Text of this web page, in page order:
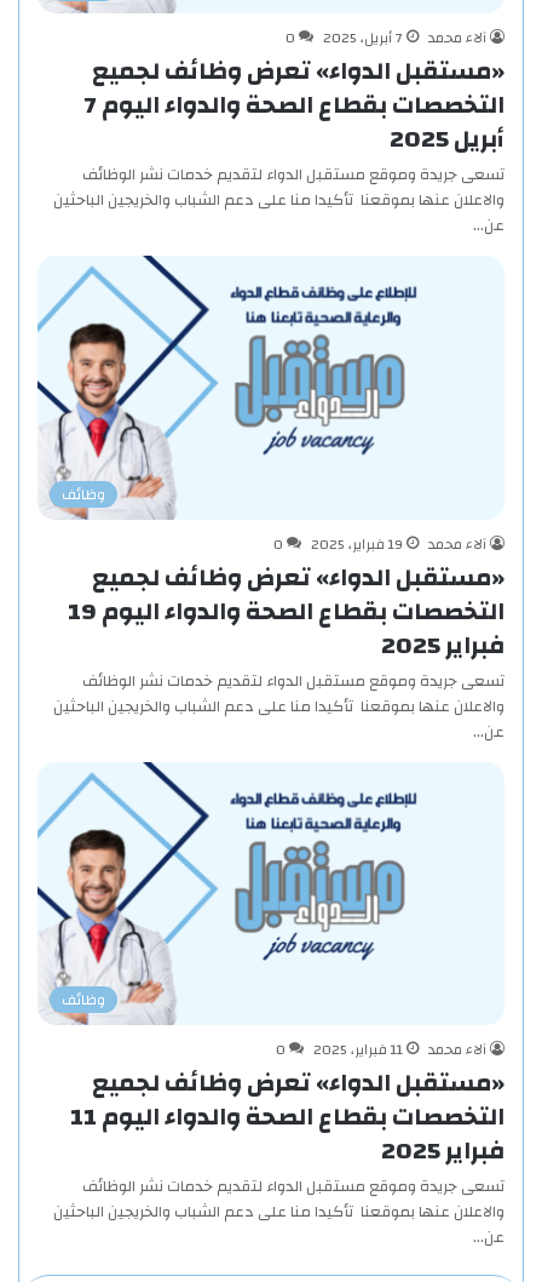
آلاء محمد
7 أبريل، 2025 0
«مستقبل الدواء» تعرض وظائف لجميع
التخصصات بقطاع الصحة والدواء اليوم 7
أبريل 2025
تسعى جريدة وموقع مستقبل الدواء لتقديم خدمات نشر الوظائف
والاعلان عنها بموقعنا تأكيدا منا على دعم الشباب والخريجين الباحثين
عن…
وظائف
آلاء محمد
19 فبراير، 2025 0
«مستقبل الدواء» تعرض وظائف لجميع
التخصصات بقطاع الصحة والدواء اليوم 19
فبراير 2025
تسعى جريدة وموقع مستقبل الدواء لتقديم خدمات نشر الوظائف
والاعلان عنها بموقعنا تأكيدا منا على دعم الشباب والخريجين الباحثين
عن…
وظائف
آلاء محمد
11 فبراير، 2025 0
«مستقبل الدواء» تعرض وظائف لجميع
التخصصات بقطاع الصحة والدواء اليوم 11
فبراير 2025
تسعى جريدة وموقع مستقبل الدواء لتقديم خدمات نشر الوظائف
والاعلان عنها بموقعنا تأكيدا منا على دعم الشباب والخريجين الباحثين
عن…